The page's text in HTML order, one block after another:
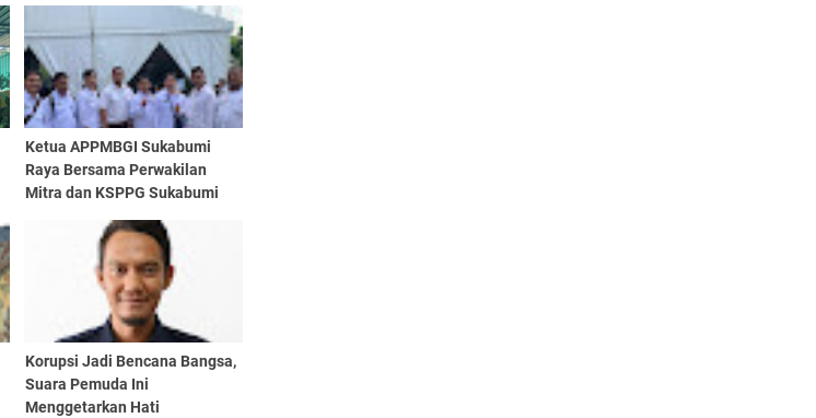
Ketua APPMBGI Sukabumi
Raya Bersama Perwakilan
Mitra dan KSPPG Sukabumi
Raya Hadiri Rakornas BGN
2026 di Sentul Bersama
Presiden Prabowo
Korupsi Jadi Bencana Bangsa,
Suara Pemuda Ini
Menggetarkan Hati